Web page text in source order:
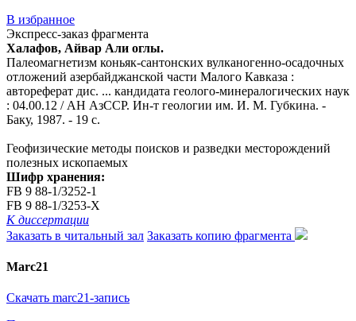
В избранное
Экспресс-заказ фрагмента
Халафов, Айвар Али оглы.
Палеомагнетизм коньяк-сантонских вулканогенно-осадочных
отложений азербайджанской части Малого Кавказа :
автореферат дис. ... кандидата геолого-минералогических наук
: 04.00.12 / АН АзССР. Ин-т геологии им. И. М. Губкина. -
Баку, 1987. - 19 с.
Геофизические методы поисков и разведки месторождений
полезных ископаемых
Шифр хранения:
FB 9 88-1/3252-1
FB 9 88-1/3253-Х
К диссертации
Заказать в читальный зал Заказать копию фрагмента
Marc21
Скачать marc21-запись